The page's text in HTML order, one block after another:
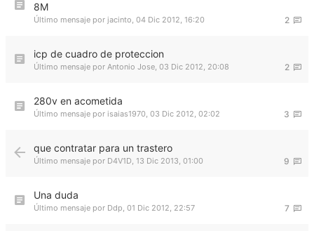
8M
2
Último mensaje por jacinto, 04 Dic 2012, 16:20
icp de cuadro de proteccion
2
Último mensaje por Antonio Jose, 03 Dic 2012, 20:08
280v en acometida
3
Último mensaje por isaias1970, 03 Dic 2012, 02:02
que contratar para un trastero
9
Último mensaje por D4V1D, 13 Dic 2013, 01:00
Una duda
7
Último mensaje por Ddp, 01 Dic 2012, 22:57